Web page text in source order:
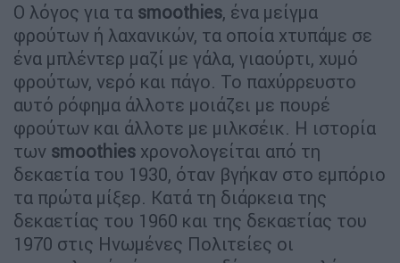
Ο λόγος για τα smoothies, ένα μείγμα
φρούτων ή λαχανικών, τα οποία χτυπάμε σε
ένα μπλέντερ μαζί με γάλα, γιαούρτι, χυμό
φρούτων, νερό και πάγο. Το παχύρρευστο
αυτό ρόφημα άλλοτε μοιάζει με πουρέ
φρούτων και άλλοτε με μιλκσέικ. Η ιστορία
των smoothies χρονολογείται από τη
δεκαετία του 1930, όταν βγήκαν στο εμπόριο
τα πρώτα μίξερ. Κατά τη διάρκεια της
δεκαετίας του 1960 και της δεκαετίας του
1970 στις Ηνωμένες Πολιτείες οι